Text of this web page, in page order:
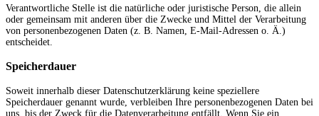
Verantwortliche Stelle ist die natürliche oder juristische Person, die allein
oder gemeinsam mit anderen über die Zwecke und Mittel der Verarbeitung
von personenbezogenen Daten (z. B. Namen, E-Mail-Adressen o. Ä.)
entscheidet.
Speicherdauer
Soweit innerhalb dieser Datenschutzerklärung keine speziellere
Speicherdauer genannt wurde, verbleiben Ihre personenbezogenen Daten bei
uns, bis der Zweck für die Datenverarbeitung entfällt. Wenn Sie ein